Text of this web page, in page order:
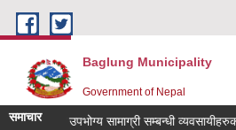
Skip to main content
Baglung Municipality
Government of Nepal
समाचार
दैनिक उपभोग्य सामाग्री सम्बन्धी व्यवसायीहरुको